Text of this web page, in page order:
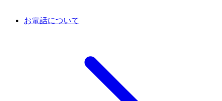
お電話について